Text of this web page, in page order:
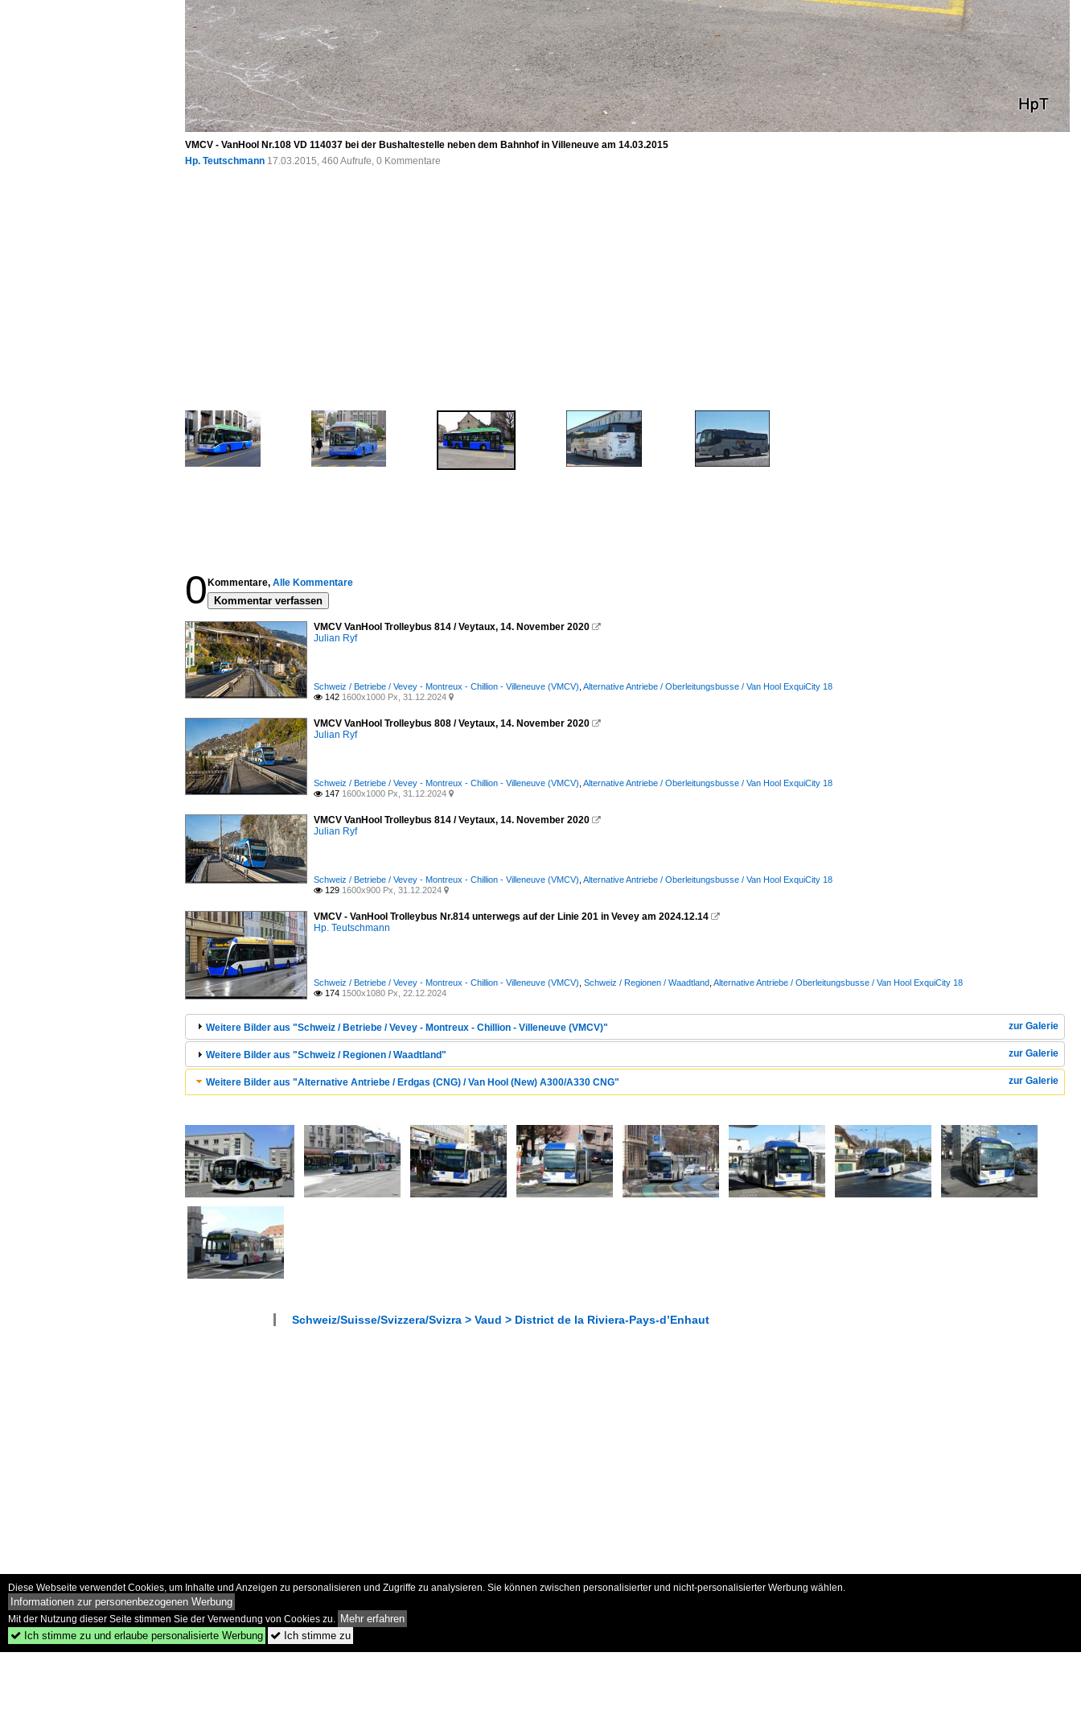
VMCV - VanHool Nr.108 VD 114037 bei der Bushaltestelle neben dem Bahnhof in Villeneuve am 14.03.2015
Hp. Teutschmann 17.03.2015, 460 Aufrufe, 0 Kommentare
0 Kommentare, Alle Kommentare
Kommentar verfassen
VMCV VanHool Trolleybus 814 / Veytaux, 14. November 2020 
Julian Ryf
Schweiz / Betriebe / Vevey - Montreux - Chillion - Villeneuve (VMCV) Alternative Antriebe / Oberleitungsbusse / Van Hool ExquiCity 18
 142 1600x1000 Px, 31.12.2024 
VMCV VanHool Trolleybus 808 / Veytaux, 14. November 2020 
Julian Ryf
Schweiz / Betriebe / Vevey - Montreux - Chillion - Villeneuve (VMCV) Alternative Antriebe / Oberleitungsbusse / Van Hool ExquiCity 18
 147 1600x1000 Px, 31.12.2024 
VMCV VanHool Trolleybus 814 / Veytaux, 14. November 2020 
Julian Ryf
Schweiz / Betriebe / Vevey - Montreux - Chillion - Villeneuve (VMCV) Alternative Antriebe / Oberleitungsbusse / Van Hool ExquiCity 18
 129 1600x900 Px, 31.12.2024 
VMCV - VanHool Trolleybus Nr.814 unterwegs auf der Linie 201 in Vevey am 2024.12.14 
Hp. Teutschmann
Schweiz / Betriebe / Vevey - Montreux - Chillion - Villeneuve (VMCV) Schweiz / Regionen / Waadtland Alternative Antriebe / Oberleitungsbusse / Van Hool ExquiCity 18
 174 1500x1080 Px, 22.12.2024
zur Galerie
Weitere Bilder aus "Schweiz / Betriebe / Vevey - Montreux - Chillion - Villeneuve (VMCV)"
zur Galerie
Weitere Bilder aus "Schweiz / Regionen / Waadtland"
zur Galerie
Weitere Bilder aus "Alternative Antriebe / Erdgas (CNG) / Van Hool (New) A300/A330 CNG"
Schweiz/Suisse/Svizzera/Svizra > Vaud > District de la Riviera-Pays-d’Enhaut
Diese Webseite verwendet Cookies, um Inhalte und Anzeigen zu personalisieren und Zugriffe zu analysieren. Sie können zwischen personalisierter und nicht-personalisierter Werbung wählen.
Informationen zur personenbezogenen Werbung
Mit der Nutzung dieser Seite stimmen Sie der Verwendung von Cookies zu. Mehr erfahren
 Ich stimme zu und erlaube personalisierte Werbung  Ich stimme zu